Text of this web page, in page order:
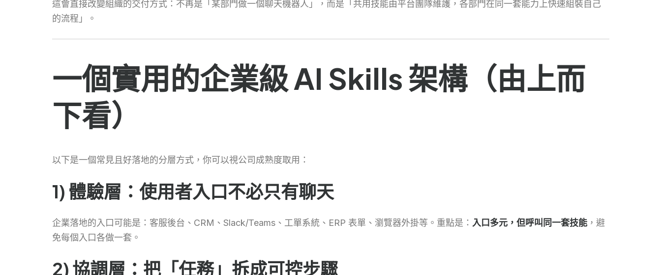
這會直接改變組織的交付方式：不再是「某部門做一個聊天機器人」，而是「共用技能由平台團隊維護，各部門在同一套能力上快速組裝自己
的流程」。
一個實用的企業級 AI Skills 架構（由上而
下看）
以下是一個常見且好落地的分層方式，你可以視公司成熟度取用：
1) 體驗層：使用者入口不必只有聊天
企業落地的入口可能是：客服後台、CRM、Slack/Teams、工單系統、ERP 表單、瀏覽器外掛等。重點是： 入口多元，但呼叫同一套技能，避
免每個入口各做一套。
2) 協調層：把「任務」拆成可控步驟